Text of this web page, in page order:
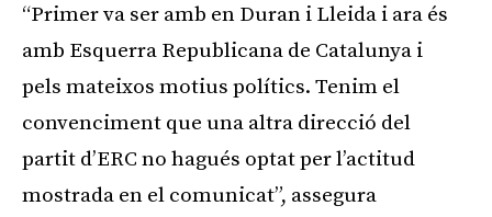
“Primer va ser amb en Duran i Lleida i ara és
amb Esquerra Republicana de Catalunya i
pels mateixos motius polítics. Tenim el
convenciment que una altra direcció del
partit d’ERC no hagués optat per l’actitud
mostrada en el comunicat”, assegura